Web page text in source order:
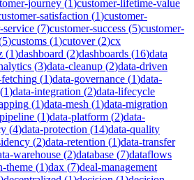
journey (1)customer-lifetime-value
satisfaction (1)customer-
service (7)customer-success (5)customer-
5)customs (1)cutover(2)cx
(1)dashboard (2)dashboards (16)data
(3)data-cleanup (2)data-driven
fetching (1)data-governance (1)data-
(1)data-integration (2)data-lifecycle
(1)data-mesh (1)data-migration
(1)data-platform (2)data-
(4)data-protection (14)data-quality
(2)data-retention (1)data-transfer
warehouse (2)database (7)dataflows
theme (1)dax (7)deal-management